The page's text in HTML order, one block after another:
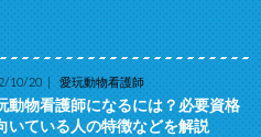
10/20 愛玩動物看護師
動物看護師になるには？必要資格
いている人の特徴などを解説